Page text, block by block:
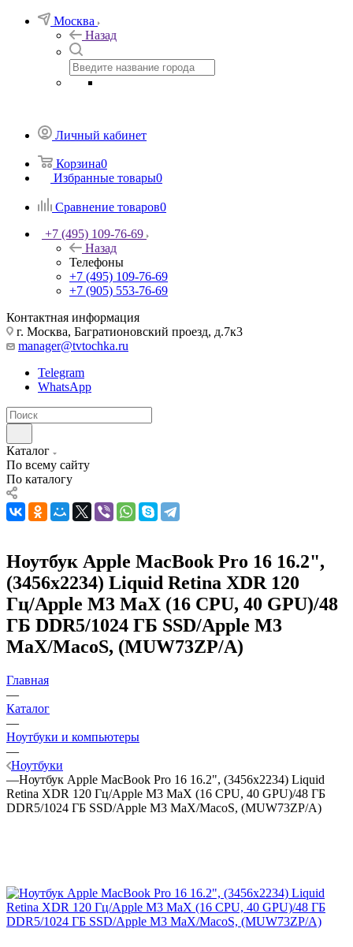
Москва
Назад
Личный кабинет
Корзина0
Избранные товары0
Сравнение товаров0
+7 (495) 109-76-69
Назад
Телефоны
+7 (495) 109-76-69
+7 (905) 553-76-69
Контактная информация
г. Москва, Багратионовский проезд, д.7к3
manager@tvtochka.ru
Telegram
WhatsApp
Каталог
По всему сайту
По каталогу
Ноутбук Apple MacBook Pro 16 16.2",
(3456x2234) Liquid Retina XDR 120
Гц/Apple M3 MaX (16 CPU, 40 GPU)/48
ГБ DDR5/1024 ГБ SSD/Apple M3
MaX/MacoS, (MUW73ZP/A)
Главная
—
Каталог
—
Ноутбуки и компьютеры
—
Ноутбуки
—Ноутбук Apple MacBook Pro 16 16.2", (3456x2234) Liquid
Retina XDR 120 Гц/Apple M3 MaX (16 CPU, 40 GPU)/48 ГБ
DDR5/1024 ГБ SSD/Apple M3 MaX/MacoS, (MUW73ZP/A)